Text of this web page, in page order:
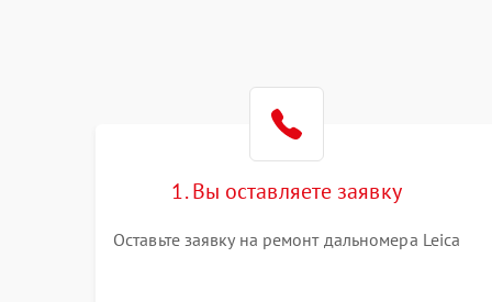
1. Вы оставляете заявку
Оставьте заявку на ремонт дальномера Leica